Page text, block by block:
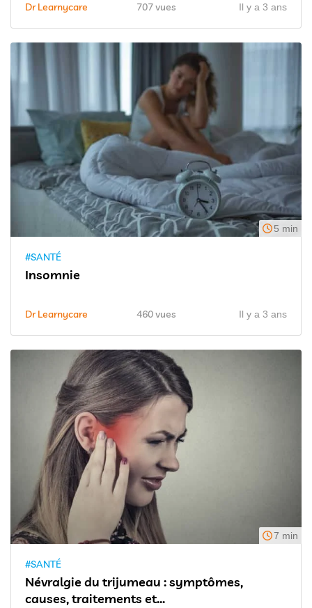
Dr Learnycare 707 vues Il y a 3 ans
5 min
#SANTÉ
Insomnie
Dr Learnycare 460 vues Il y a 3 ans
7 min
#SANTÉ
Névralgie du trijumeau : symptômes,
causes, traitements et...